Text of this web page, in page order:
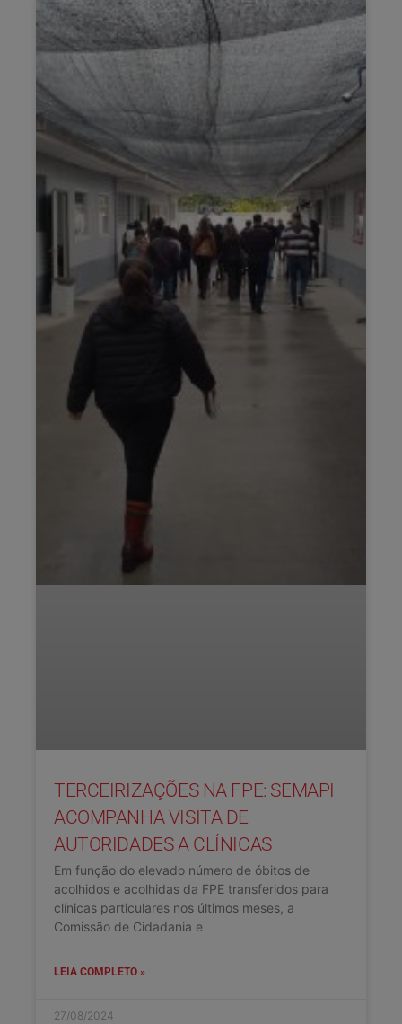
TERCEIRIZAÇÕES NA FPE: SEMAPI
ACOMPANHA VISITA DE
AUTORIDADES A CLÍNICAS
Em função do elevado número de óbitos de
acolhidos e acolhidas da FPE transferidos para
clínicas particulares nos últimos meses, a
Comissão de Cidadania e
LEIA COMPLETO »
27/08/2024